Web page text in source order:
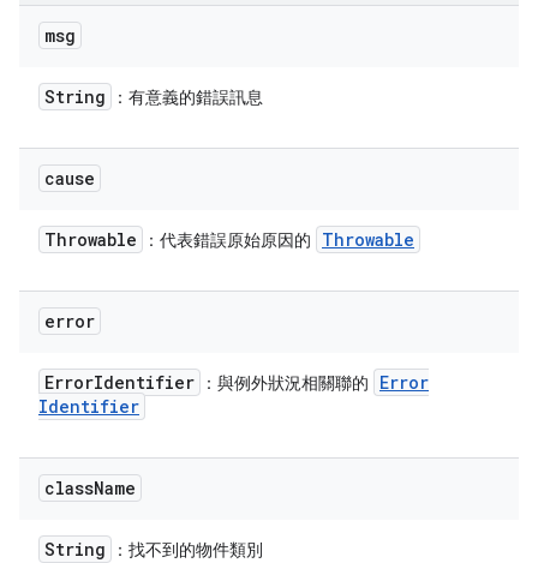
msg
String ：有意義的錯誤訊息
cause
Throwable ：代表錯誤原始原因的 Throwable
error
ErrorIdentifier ：與例外狀況相關聯的
Error
Identifier
className
String ：找不到的物件類別